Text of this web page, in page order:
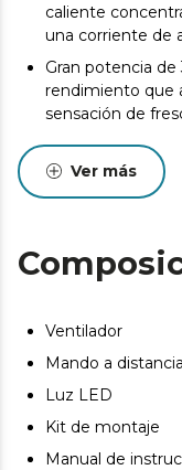
caliente
una corriente de
Gran potencia
rendimiento que
sensación de
Podrás elegir
funcionamiento y
Podrás controlar
cómoda y
seleccionar 1, 2,
seleccionado, el
Ver más
Ventilador
Mando a distancia
Luz LED
Kit de montaje
Manual de